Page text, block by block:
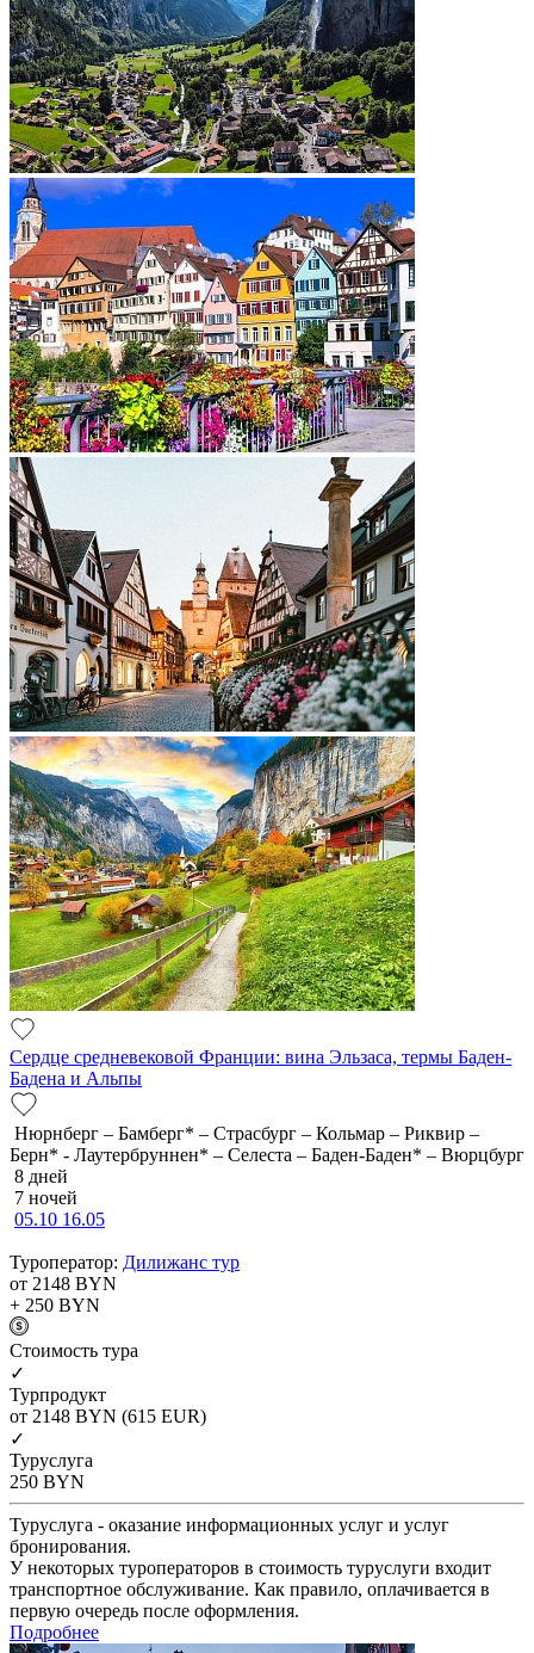
Сердце средневековой Франции: вина Эльзаса, термы Баден-
Бадена и Альпы
Нюрнберг – Бамберг* – Страсбург – Кольмар – Риквир –
Берн* - Лаутербруннен* – Селеста – Баден-Баден* – Вюрцбург
8 дней
7 ночей
05.10 16.05
Туроператор: Дилижанс тур
от 2148 BYN
+ 250 BYN
Cтоимость тура
✓
Турпродукт
от 2148 BYN (615 EUR)
✓
Туруслуга
250 BYN
Туруслуга - оказание информационных услуг и услуг
бронирования.
У некоторых туроператоров в стоимость туруслуги входит
транспортное обслуживание. Как правило, оплачивается в
первую очередь после оформления.
Подробнее